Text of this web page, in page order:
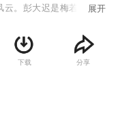
云。彭大迟是梅若云的下
怒之下，梅若云开除了
也因此泡了汤。梅若云
刘伟光结了婚，但是和集
展开
下载 分享